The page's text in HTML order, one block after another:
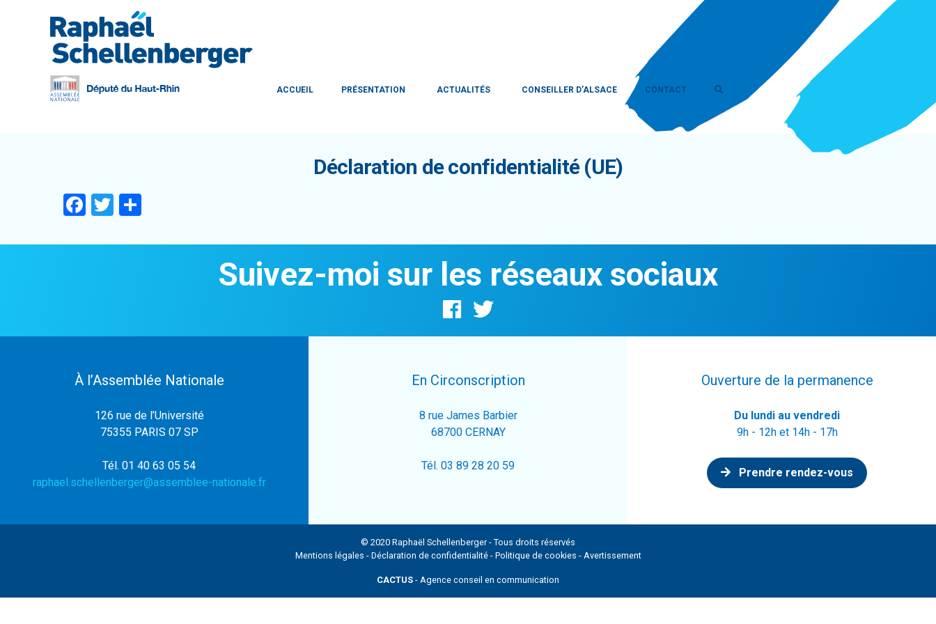
ACCUEIL PRÉSENTATION ACTUALITÉS CONSEILLER D’ALSACE CONTACT
Déclaration de confidentialité (UE)
Facebook
Twitter
Suivez-moi sur les réseaux sociaux
À l’Assemblée Nationale
126 rue de l’Université
75355 PARIS 07 SP
Tél. 01 40 63 05 54
raphael.schellenberger@assemblee-nationale.fr
En Circonscription
8 rue James Barbier
68700 CERNAY
Tél. 03 89 28 20 59
Ouverture de la permanence
Du lundi au vendredi
9h - 12h et 14h - 17h
Prendre rendez-vous
© 2020 Raphaël Schellenberger - Tous droits réservés
Mentions légales - Déclaration de confidentialité- Politique de cookies - Avertissement
CACTUS - Agence conseil en communication